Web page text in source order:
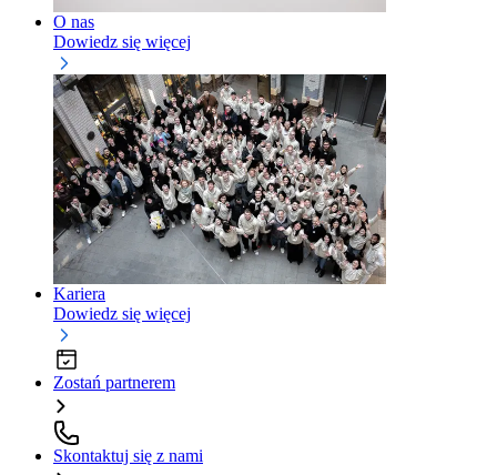
O nas
Dowiedz się więcej
Kariera
Dowiedz się więcej
Zostań partnerem
Skontaktuj się z nami